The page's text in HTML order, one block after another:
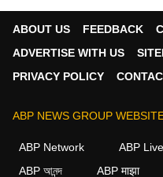
ABOUT US FEEDBACK
ADVERTISE WITH US
PRIVACY POLICY
ABP NEWS GROUP
ABP Network ABP Live
ABP আনন্দ
ABP माझा